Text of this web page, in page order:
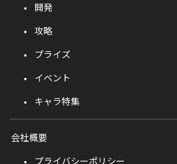
開発
攻略
プライズ
イベント
キャラ特集
会社概要
プライバシーポリシー